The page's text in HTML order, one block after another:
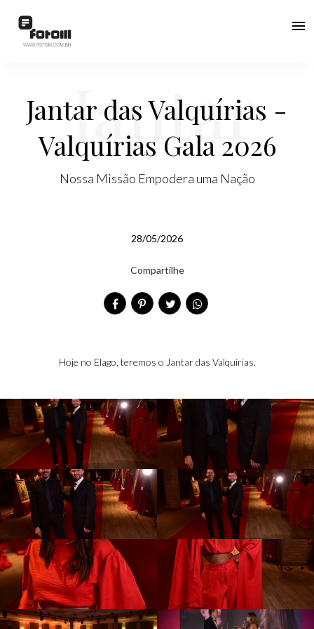
menu
Jantar das Valquírias -
Valquírias Gala 2026
Jantar
das
Valquíri
as -
Valquíri
as Gala
Nossa Missão Empodera uma Nação
28/05/2026
Compartilhe
Hoje no Elago, teremos o Jantar das Valquírias.